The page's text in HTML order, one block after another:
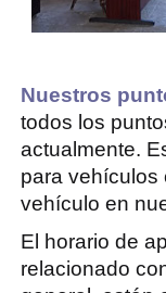
Nuestros
todos los
actualmente.
para vehículos
vehículo en
El horario de
relacionado